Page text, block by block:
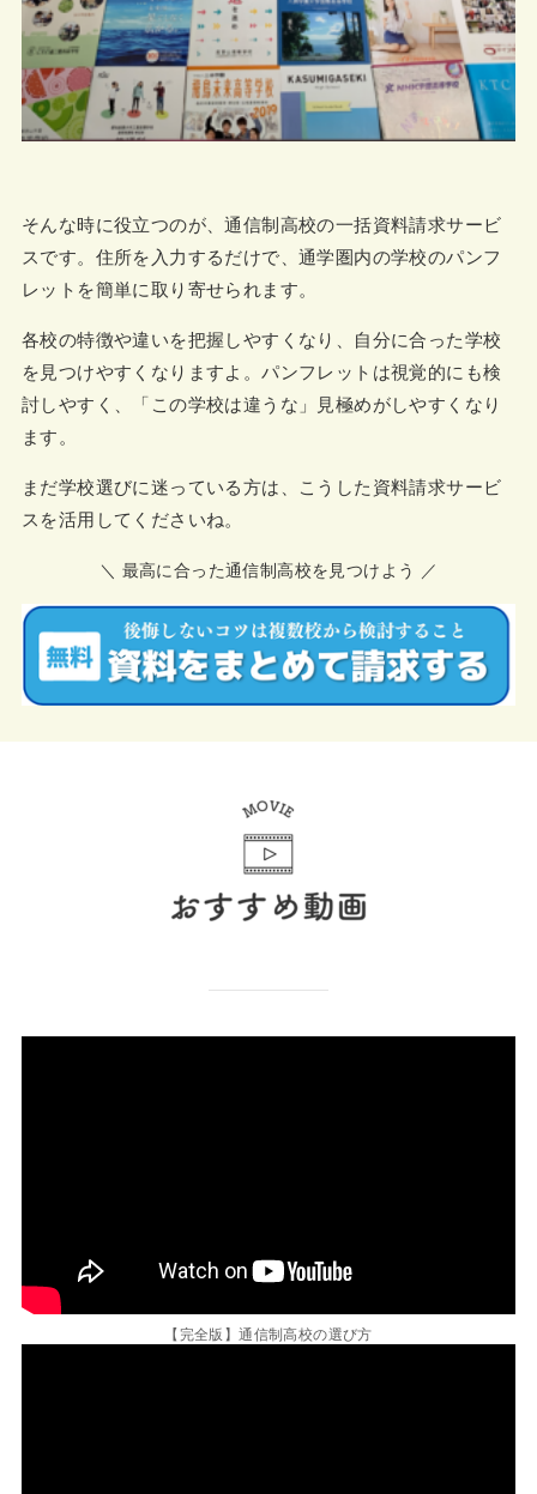
そんな時に役立つのが、通信制高校の一括資料請求サービ
スです。住所を入力するだけで、通学圏内の学校のパンフ
レットを簡単に取り寄せられます。
各校の特徴や違いを把握しやすくなり、自分に合った学校
を見つけやすくなりますよ。パンフレットは視覚的にも検
討しやすく、「この学校は違うな」見極めがしやすくなり
ます。
まだ学校選びに迷っている方は、こうした資料請求サービ
スを活用してくださいね。
＼ 最高に合った通信制高校を見つけよう ／
【完全版】通信制高校の選び方